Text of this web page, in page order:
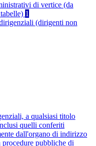
di vertice (da
1
(dirigenti non
a qualsiasi titolo
quelli conferiti
dall'organo di indirizzo
procedure pubbliche di